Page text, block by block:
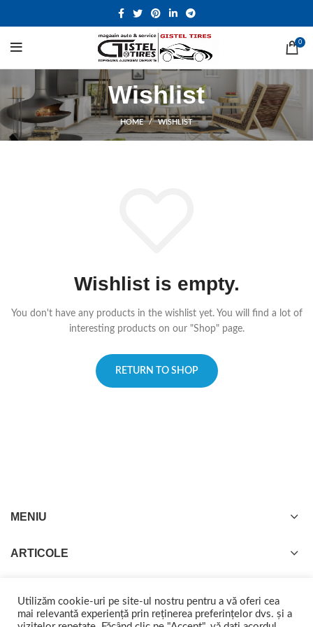
0
Wishlist
HOME WISHLIST
Wishlist is empty.
You don't have any products in the wishlist yet. You will find a lot of
interesting products on our "Shop" page.
RETURN TO SHOP
MENIU
ARTICOLE
Utilizăm cookie-uri pe site-ul nostru pentru a vă oferi cea
mai relevantă experiență prin reținerea preferințelor dvs. și a